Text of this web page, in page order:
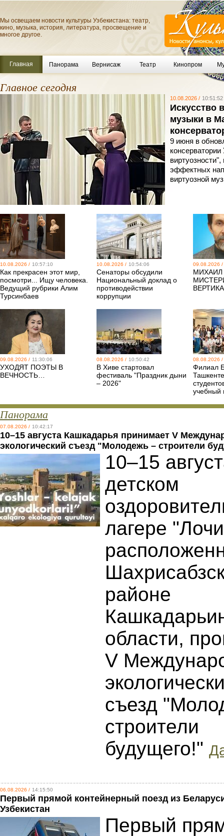
Мы освещаем новости культуры Узбекистана: театр,
кино, музыка, история, литература, просвещение и
многое другое.
Главная Панорама Вернисаж Театр Кинопром
Главное сегодня
10.08.2026 / 10:51:52
Искусство
музыки в
9 июня в
эффектных
виртуозной
10.08.2026 / 10:57:10
Как прекрасен этот мир,
посмотри... Ищу человека.
Ведущий рубрики Алим
Турсинбаев
10.08.2026 / 10:54:06
Сенаторы обсудили
Национальный доклад о
противодействии
коррупции
09.08.2026 /
МИХАИЛ
09.08.2026 / 11:30:06
УХОДЯТ ПОЭТЫ В
ВЕЧНОСТЬ…
08.08.2026 / 10:50:42
В Хиве стартовал
фестиваль "Праздник дыни
– 2026"
08.08.2026 /
Филиал
учебный
Панорама
07.08.2026 / 10:42:17
10–15 августа Кашкадарья принимает V
экологический съезд "Молодежь – строители
10–15
детском
лагере
районе
области,
V
съезд
строители
будущего!"
06.08.2026 / 14:15:50
Первый прямой контейнерный поезд из
Узбекистан
Первый